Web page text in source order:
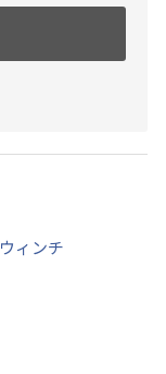
ウィンチ